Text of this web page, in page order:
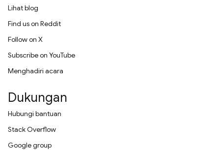
Lihat blog
Find us on Reddit
Follow on X
Subscribe on YouTube
Menghadiri acara
Dukungan
Hubungi bantuan
Stack Overflow
Google group